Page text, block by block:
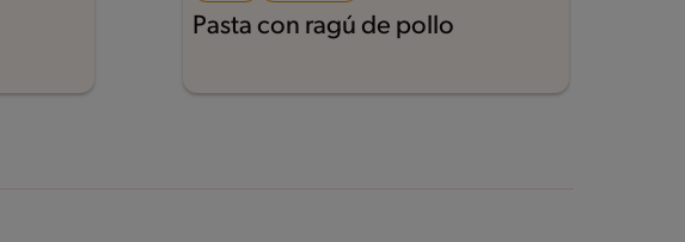
Pasta con ragú de pollo